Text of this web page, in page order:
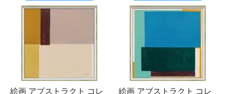
絵画 アブストラクト コレ
絵画 アブストラクト コレ